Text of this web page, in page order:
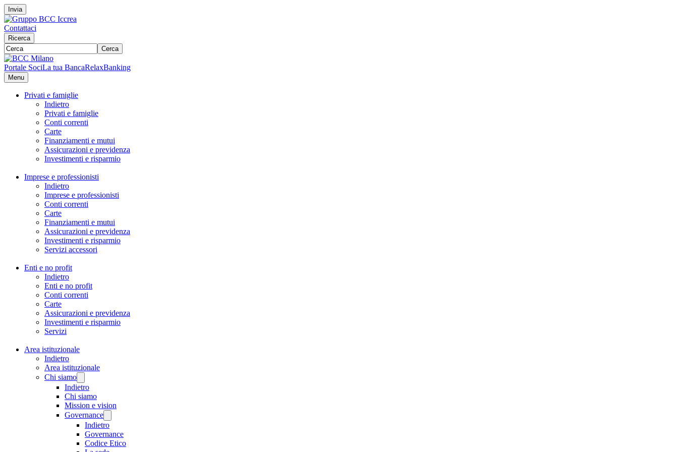
Invia
Contattaci
Ricerca
Cerca
Portale SociLa tua BancaRelaxBanking
Menu
Privati e famiglie
Indietro
Privati e famiglie
Conti correnti
Carte
Finanziamenti e mutui
Assicurazioni e previdenza
Investimenti e risparmio
Imprese e professionisti
Indietro
Imprese e professionisti
Conti correnti
Carte
Finanziamenti e mutui
Assicurazioni e previdenza
Investimenti e risparmio
Servizi accessori
Enti e no profit
Indietro
Enti e no profit
Conti correnti
Carte
Assicurazioni e previdenza
Investimenti e risparmio
Servizi
Area istituzionale
Indietro
Area istituzionale
Chi siamo
Indietro
Chi siamo
Mission e vision
Governance
Indietro
Governance
Codice Etico